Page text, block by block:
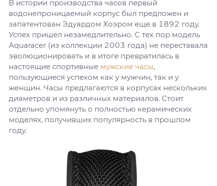
В истории производства часов первый
водонепроницаемый корпус был предложен и
запатентован Эдуардом Хоэром еще в 1892 году.
Успех пришел незамедлительно. С тех пор модель
Aquaracer (из коллекции 2003 года) не переставала
эволюционировать и в итоге превратилась в
настоящие спортивные мужские часы,
пользующиеся успехом как у мужчин, так и у
женщин. Часы предлагаются в корпусах нескольких
диаметров и из различных материалов. Стоит
отдельно упомянуть о полностью керамических
моделях, получивших популярность в прошлом
году.